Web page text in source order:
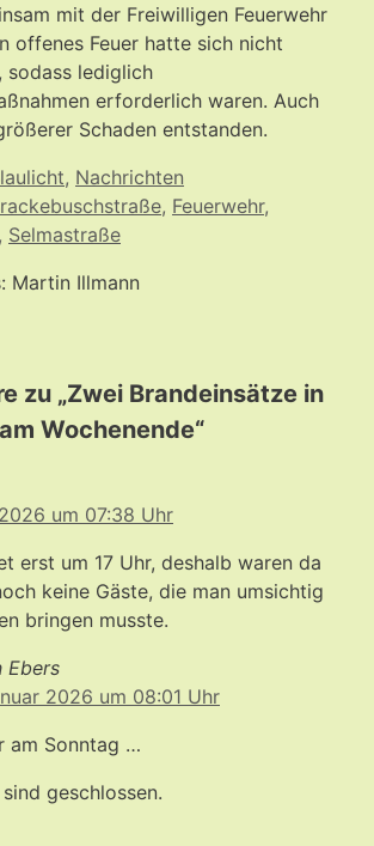
mit der Freiwilligen Feuerwehr
offenes Feuer hatte sich nicht
sodass lediglich
erforderlich waren. Auch
Schaden entstanden.
, Nachrichten
, Feuerwehr,
, Selmastraße
Martin Illmann
zu „Zwei Brandeinsätze in
Wochenende“
um 07:38 Uhr
erst um 17 Uhr, deshalb waren da
keine Gäste, die man umsichtig
bringen musste.
Ebers
2026 um 08:01 Uhr
am Sonntag …
geschlossen.